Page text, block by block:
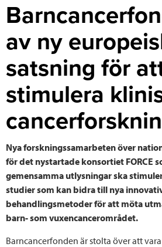
av ny
satsning för
stimulera
Nya forskningssamarbeten över
för det nystartade konsortiet FORCE
gemensamma utlysningar ska
studier som kan bidra till nya
behandlingsmetoder för att möta
barn- som vuxencancerområdet.
Barncancerfonden är stolta över att